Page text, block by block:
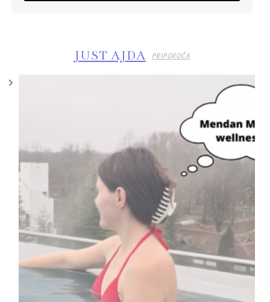
JUST AJDA PRIPOROČA